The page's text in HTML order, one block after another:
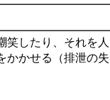
笑したり、それを人
かかせる（排泄の失